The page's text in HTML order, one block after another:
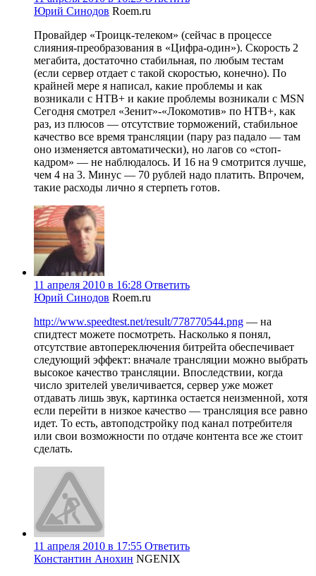
Юрий Синодов Roem.ru
Провайдер «Троицк-телеком» (сейчас в процессе
слияния-преобразования в «Цифра-один»). Скорость 2
мегабита, достаточно стабильная, по любым тестам
(если сервер отдает с такой скоростью, конечно). По
крайней мере я написал, какие проблемы и как
возникали с НТВ+ и какие проблемы возникали с MSN
Сегодня смотрел «Зенит»-«Локомотив» по НТВ+, как
раз, из плюсов — отсутствие торможений, стабильное
качество все время трансляции (пару раз падало — там
оно изменяется автоматически), но лагов со «стоп-
кадром» — не наблюдалось. И 16 на 9 смотрится лучше,
чем 4 на 3. Минус — 70 рублей надо платить. Впрочем,
такие расходы лично я стерпеть готов.
11 апреля 2010 в 16:28 Ответить
Юрий Синодов Roem.ru
http://www.speedtest.net/result/778770544.png — на
спидтест можете посмотреть. Насколько я понял,
отсутствие автопереключения битрейта обеспечивает
следующий эффект: вначале трансляции можно выбрать
высокое качество трансляции. Впоследствии, когда
число зрителей увеличивается, сервер уже может
отдавать лишь звук, картинка остается неизменной, хотя
если перейти в низкое качество — трансляция все равно
идет. То есть, автоподстройку под канал потребителя
или свои возможности по отдаче контента все же стоит
сделать.
11 апреля 2010 в 17:55 Ответить
Константин Анохин NGENIX